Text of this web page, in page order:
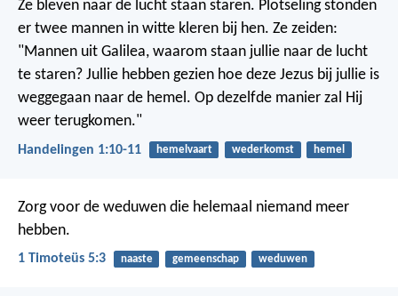
Ze bleven naar de lucht staan staren. Plotseling stonden
er twee mannen in witte kleren bij hen. Ze zeiden:
"Mannen uit Galilea, waarom staan jullie naar de lucht
te staren? Jullie hebben gezien hoe deze Jezus bij jullie is
weggegaan naar de hemel. Op dezelfde manier zal Hij
weer terugkomen."
Handelingen 1:10-11 hemelvaart wederkomst hemel
Zorg voor de weduwen die helemaal niemand meer
hebben.
1 Timoteüs 5:3 naaste gemeenschap weduwen